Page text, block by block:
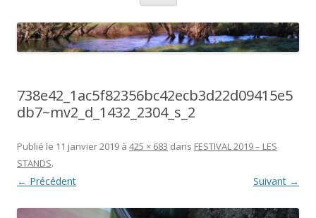
738e42_1ac5f82356bc42ecb3d22d09415e5
db7~mv2_d_1432_2304_s_2
Publié le 11 janvier 2019 à 425 × 683 dans FESTIVAL 2019 – LES
STANDS.
← Précédent Suivant →